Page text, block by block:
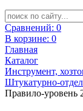
Сравнений: 0
В корзине: 0
Главная
Каталог
Инструмент,
Штукатурно-
Правило-уровень